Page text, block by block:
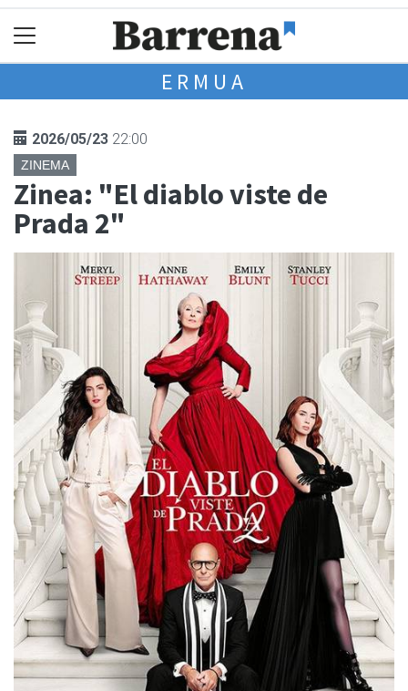
ERMUA
2026/05/23 22:00
ZINEMA
Zinea: "El diablo viste de
Prada 2"